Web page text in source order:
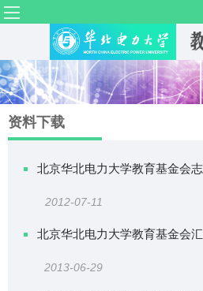
资料下载
北京华北电力大学教育基金会
2012-07-11
北京华北电力大学教育基金会
2013-06-29